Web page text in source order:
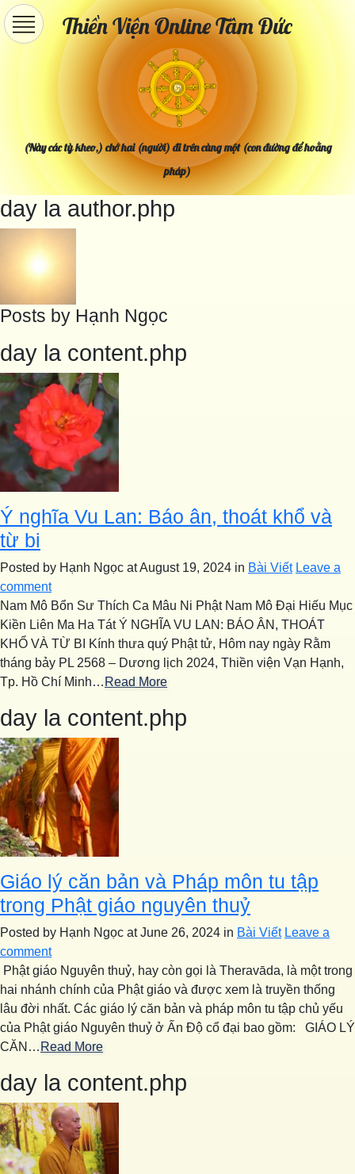
Thiền Viện Online Tâm Đức
(Này các tỳ kheo,) chớ hai (người) đi trên cùng một (con đường để hoằng
pháp)
day la author.php
Posts by Hạnh Ngọc
day la content.php
Ý nghĩa Vu Lan: Báo ân, thoát khổ và
từ bi
Posted by Hạnh Ngọc at August 19, 2024 in Bài Viết Leave a
comment
Nam Mô Bổn Sư Thích Ca Mâu Ni Phật Nam Mô Đại Hiếu Mục
Kiền Liên Ma Ha Tát Ý NGHĨA VU LAN: BÁO ÂN, THOÁT
KHỔ VÀ TỪ BI Kính thưa quý Phật tử, Hôm nay ngày Rằm
tháng bảy PL 2568 – Dương lịch 2024, Thiền viện Vạn Hạnh,
Tp. Hồ Chí Minh… Read More
day la content.php
Giáo lý căn bản và Pháp môn tu tập
trong Phật giáo nguyên thuỷ
Posted by Hạnh Ngọc at June 26, 2024 in Bài Viết Leave a
comment
Phật giáo Nguyên thuỷ, hay còn gọi là Theravāda, là một trong
hai nhánh chính của Phật giáo và được xem là truyền thống
lâu đời nhất. Các giáo lý căn bản và pháp môn tu tập chủ yếu
của Phật giáo Nguyên thuỷ ở Ấn Độ cổ đại bao gồm: GIÁO LÝ
CĂN… Read More
day la content.php